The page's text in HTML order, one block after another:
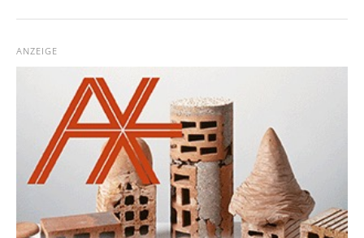
ANZEIGE